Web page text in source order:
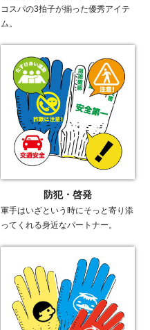
コスパの3拍子が揃った優秀アイテ
ム。
防犯・啓発
軍手はいざという時にそっと寄り添
ってくれる身近なパートナー。